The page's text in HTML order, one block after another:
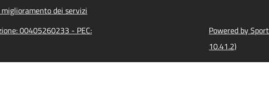
miglioramento dei servizi
00405260233 - PEC:
Powered by
10.41.2)